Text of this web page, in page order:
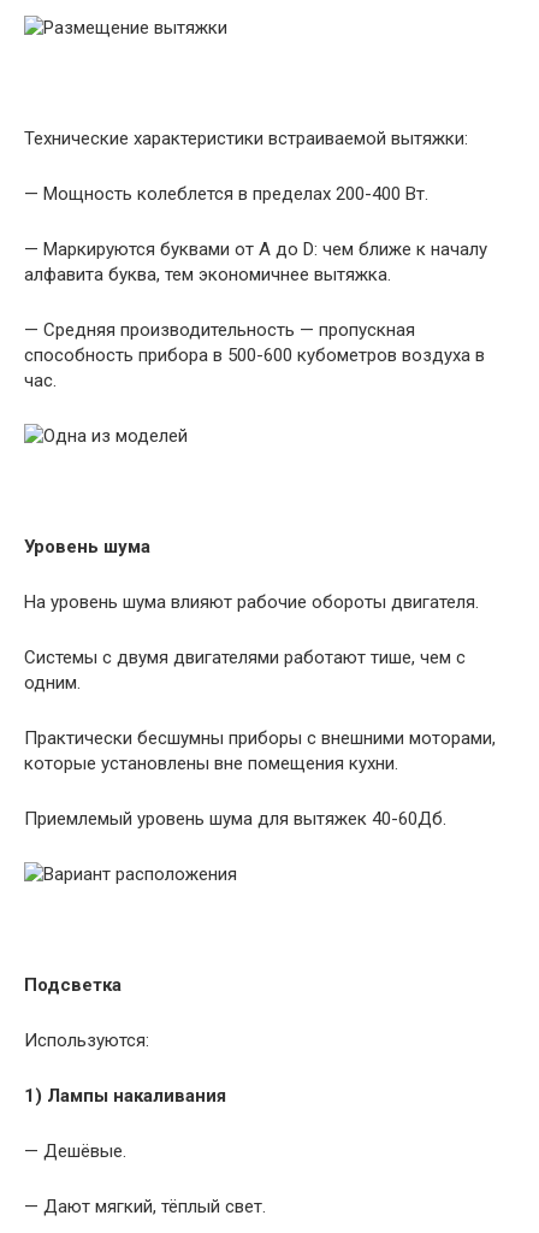
Технические характеристики встраиваемой вытяжки:
— Мощность колеблется в пределах 200-400 Вт.
— Маркируются буквами от A до D: чем ближе к началу
алфавита буква, тем экономичнее вытяжка.
— Средняя производительность — пропускная
способность прибора в 500-600 кубометров воздуха в
час.
Уровень шума
На уровень шума влияют рабочие обороты двигателя.
Системы с двумя двигателями работают тише, чем с
одним.
Практически бесшумны приборы с внешними моторами,
которые установлены вне помещения кухни.
Приемлемый уровень шума для вытяжек 40-60Дб.
Подсветка
Используются:
1) Лампы накаливания
— Дешёвые.
— Дают мягкий, тёплый свет.